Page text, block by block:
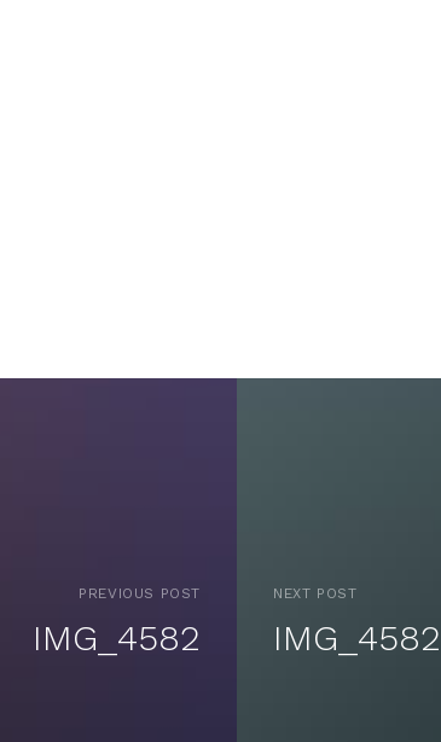
PREVIOUS POST
IMG_4582
NEXT POST
IMG_4582